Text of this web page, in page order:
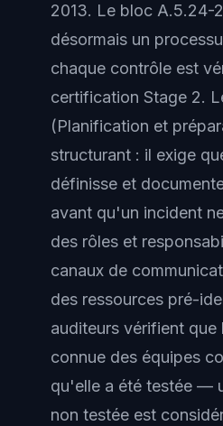
2013. Le bloc A.5.24-
désormais un
chaque contrôle est
certification Stage 2.
(Planification et
structurant : il exige
définisse et
avant qu'un incident
des rôles et
canaux de
des ressources pré-
auditeurs vérifient que
connue des équipes
qu'elle a été testée —
non testée est